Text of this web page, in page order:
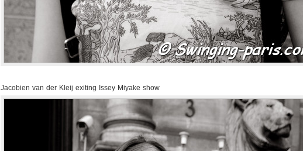
Jacobien van der Kleij exiting Issey Miyake show